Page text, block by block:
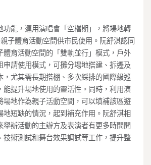
功能，運用演唱會「空檔期」，將場地轉
子體育活動空間供市民使用。阮舒淇認同
體育活動空間的「雙軌並行」模式，戶外
申請使用模式，可攤分場地搭建、拆遷及
，尤其需長期搭棚、多次綵排的國際級巡
能提升場地使用的靈活性。同時，利用演
場地作為親子活動空間，可以填補該區遊
地短缺的情況，起到補充作用。阮舒淇相
舉辦活動的主辦方及表演者有更多時間開
技術測試和舞台效果調試等工作，提升整